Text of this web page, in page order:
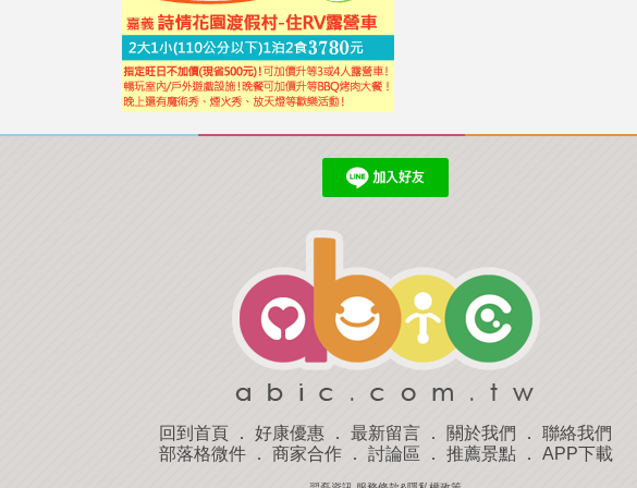
回到首頁 ． 好康優惠 ． 最新留言 ． 關於我們 ． 聯絡我們
部落格微件． 商家合作． 討論區 ． 推薦景點． APP下載